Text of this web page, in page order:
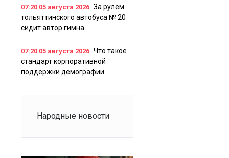
07:20 05 августа 2026 За рулем
тольяттинского автобуса № 20
сидит автор гимна
07:20 05 августа 2026 Что такое
стандарт корпоративной
поддержки демографии
Народные новости